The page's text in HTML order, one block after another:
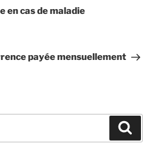
en cas de maladie
payée mensuellement